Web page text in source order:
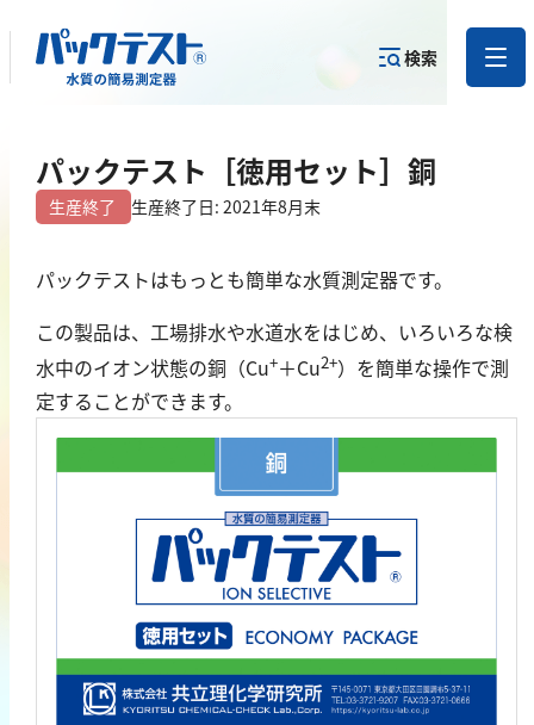
検索
パックテスト［徳用セット］銅
生産終了 生産終了日: 2021年8月末
パックテストはもっとも簡単な水質測定器です。
この製品は、工場排水や水道水をはじめ、いろいろな検
水中のイオン状態の銅（Cu+＋Cu2+）を簡単な操作で測
定することができます。
ら
製品を探す
目的から
製品を探す
カテゴリー
で探す
金属
亜鉛
アルミニウム
カドミウム
金
銀
ニッケル
マンガン